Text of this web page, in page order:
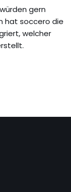
gern
hat soccero die
welcher